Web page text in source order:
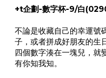
+t企劃-數字杯-9/白(
不論是收藏自己的幸運號
子，或者拼成好朋友的生
四個數字湊在一塊兒，就
有你知我知。